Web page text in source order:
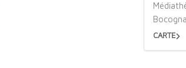
CARTE